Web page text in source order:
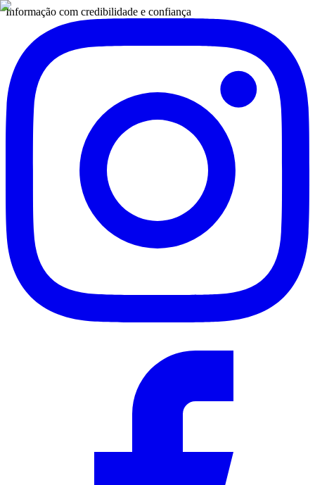
Informação com credibilidade e confiança